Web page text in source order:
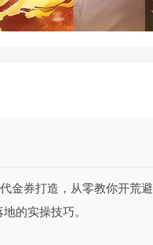
金券打造，从零教你开荒避
的实操技巧。